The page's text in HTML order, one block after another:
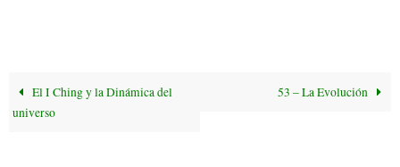
El I Ching y la Dinámica del
universo
53 – La Evolución